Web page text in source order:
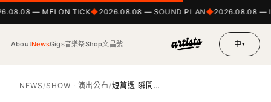
— MELON TICK 2026.08.08 — SOUND PLAN 2026.08.08 —
AboutNewsGigs音樂祭Shop文昌號 中▾
NEWS /SHOW · 演出公布/短篇選 瞬間…